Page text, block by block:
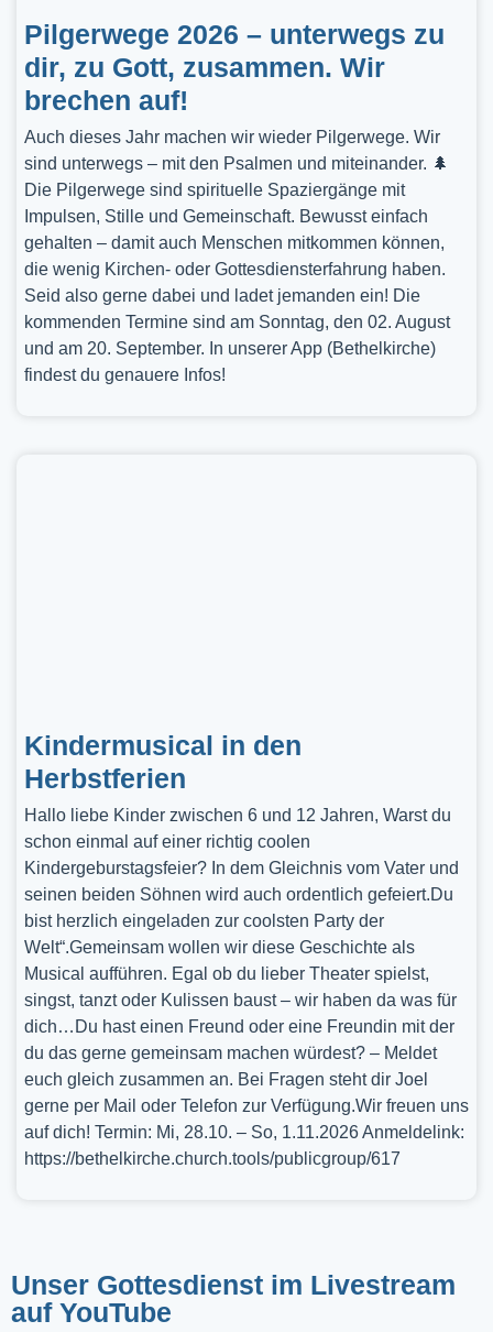
Pilgerwege 2026 – unterwegs zu
dir, zu Gott, zusammen. Wir
brechen auf!
Auch dieses Jahr machen wir wieder Pilgerwege. Wir
sind unterwegs – mit den Psalmen und miteinander. 🌲
Die Pilgerwege sind spirituelle Spaziergänge mit
Impulsen, Stille und Gemeinschaft. Bewusst einfach
gehalten – damit auch Menschen mitkommen können,
die wenig Kirchen- oder Gottesdiensterfahrung haben.
Seid also gerne dabei und ladet jemanden ein! Die
kommenden Termine sind am Sonntag, den 02. August
und am 20. September. In unserer App (Bethelkirche)
findest du genauere Infos!
Kindermusical in den
Herbstferien
Hallo liebe Kinder zwischen 6 und 12 Jahren, Warst du
schon einmal auf einer richtig coolen
Kindergeburstagsfeier? In dem Gleichnis vom Vater und
seinen beiden Söhnen wird auch ordentlich gefeiert.Du
bist herzlich eingeladen zur coolsten Party der
Welt“.Gemeinsam wollen wir diese Geschichte als
Musical aufführen. Egal ob du lieber Theater spielst,
singst, tanzt oder Kulissen baust – wir haben da was für
dich…Du hast einen Freund oder eine Freundin mit der
du das gerne gemeinsam machen würdest? – Meldet
euch gleich zusammen an. Bei Fragen steht dir Joel
gerne per Mail oder Telefon zur Verfügung.Wir freuen uns
auf dich! Termin: Mi, 28.10. – So, 1.11.2026 Anmeldelink:
https://bethelkirche.church.tools/publicgroup/617
Unser Gottesdienst im Livestream
auf YouTube